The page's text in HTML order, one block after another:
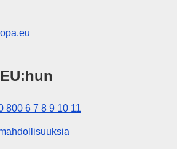
800 6 7 8 9 10 11